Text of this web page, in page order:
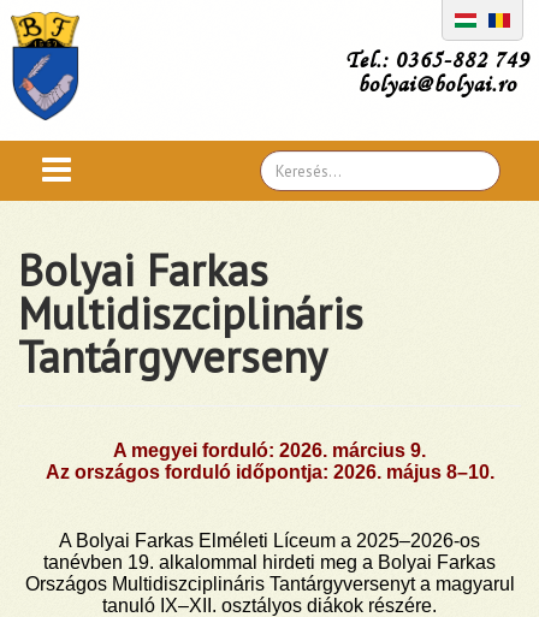
Tel.: 0365-882 749
bolyai@bolyai.ro
Search
...
Bolyai Farkas
Multidiszciplináris
Tantárgyverseny
A megyei forduló: 2026. március 9.
Az országos forduló időpontja: 2026. május 8–10.
A Bolyai Farkas Elméleti Líceum a 2025–2026-os
tanévben 19. alkalommal hirdeti meg a Bolyai Farkas
Országos Multidiszciplináris Tantárgyversenyt a magyarul
tanuló IX–XII. osztályos diákok részére.